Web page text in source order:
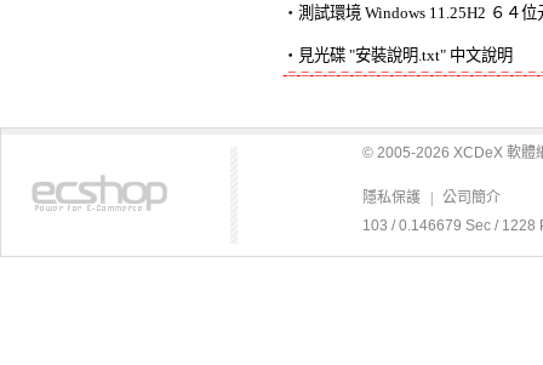
‧測試環境 Windows 11.25H2 ６４
-=-=-=-=-=-=-=-=-=-=-=-=-=-=-=-=-=-=-
© 2005-2026 XCDeX 軟體
隱私保護
公司簡介
103 / 0.146679 Sec / 1228